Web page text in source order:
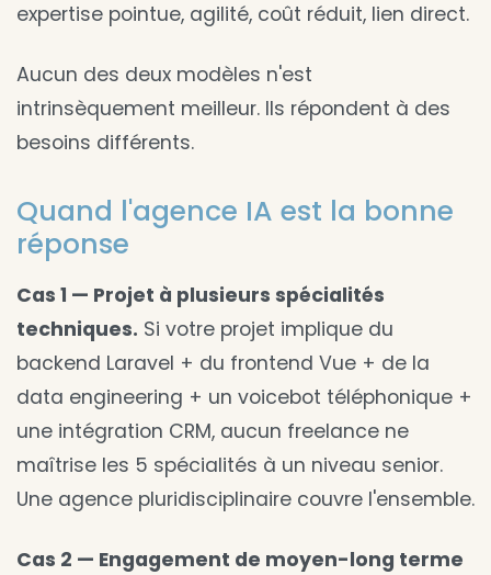
expertise pointue, agilité, coût réduit, lien direct.
Aucun des deux modèles n'est
intrinsèquement meilleur. Ils répondent à des
besoins différents.
Quand l'agence IA est la bonne
réponse
Cas 1 — Projet à plusieurs spécialités
techniques. Si votre projet implique du
backend Laravel + du frontend Vue + de la
data engineering + un voicebot téléphonique +
une intégration CRM, aucun freelance ne
maîtrise les 5 spécialités à un niveau senior.
Une agence pluridisciplinaire couvre l'ensemble.
Cas 2 — Engagement de moyen-long terme